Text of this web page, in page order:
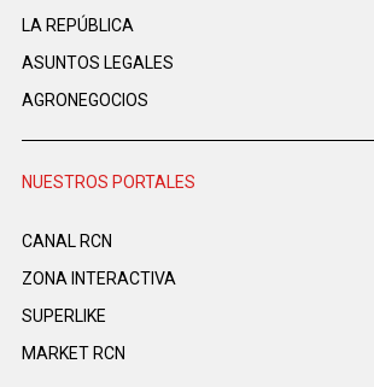
LA REPÚBLICA
ASUNTOS LEGALES
AGRONEGOCIOS
NUESTROS PORTALES
CANAL RCN
ZONA INTERACTIVA
SUPERLIKE
MARKET RCN